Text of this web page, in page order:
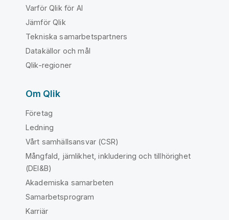
Varför Qlik för AI
Jämför Qlik
Tekniska samarbetspartners
Datakällor och mål
Qlik-regioner
Om Qlik
Företag
Ledning
Vårt samhällsansvar (CSR)
Mångfald, jämlikhet, inkludering och tillhörighet
(DEI&B)
Akademiska samarbeten
Samarbetsprogram
Karriär